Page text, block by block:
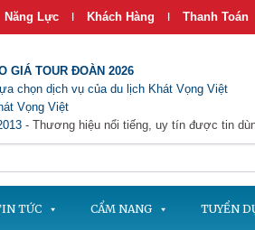
Năng Lực | Khách Hàng | Thanh Toán
GIÁ TOUR ĐOÀN 2026
chọn dịch vụ của du lịch Khát Vọng Việt
Vọng Việt
- Thương hiệu nổi tiếng, uy tín được tin
TỨC CẨM NANG TUYỂN